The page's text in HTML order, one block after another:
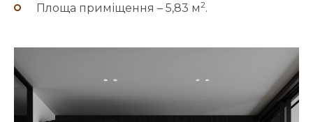
Площа приміщення – 5,83 м2.